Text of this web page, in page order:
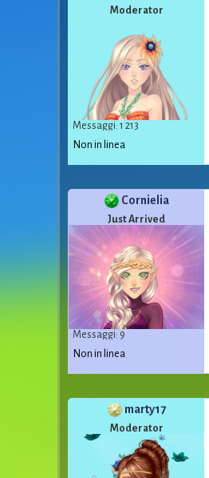
Moderator
Messaggi: 1 213
Non in linea
Cornielia
Just Arrived
Messaggi: 9
Non in linea
marty17
Moderator